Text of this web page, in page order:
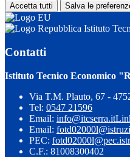
Accetta tutti Salva le
Istituto
Contatti
Istituto Tecnico Economico
Via T.M. Plauto, 67 -
Tel: 0547 21596
Email: info@itcserra.it
Email:
PEC:
C.F.: 81008300402